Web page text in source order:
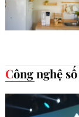
Công nghệ số